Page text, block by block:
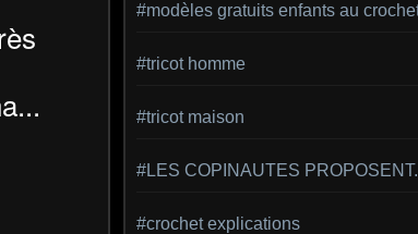
#modèles gratuits enfants au
#tricot homme
#tricot maison
#LES COPINAUTES
#crochet explications